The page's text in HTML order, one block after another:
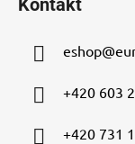
Kontakt
eshop@
+420 603
+420 731